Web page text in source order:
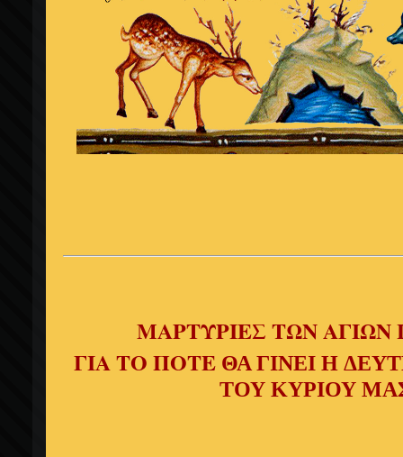
ΜΑΡΤΥΡΙΕΣ ΤΩΝ
ΓΙΑ ΤΟ ΠΟΤΕ ΘΑ ΓΙΝΕΙ Η
ΤΟΥ ΚΥΡΙΟΥ